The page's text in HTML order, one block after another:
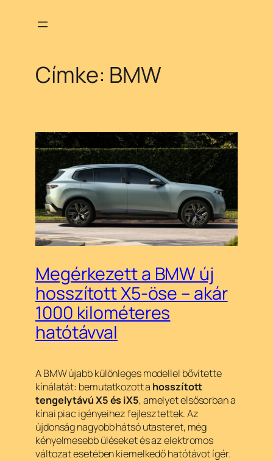
Címke: BMW
Megérkezett a BMW új
hosszított X5-öse – akár
1000 kilométeres
hatótávval
A BMW újabb különleges modellel bővítette
kínálatát: bemutatkozott a hosszított
tengelytávú X5 és iX5, amelyet elsősorban a
kínai piac igényeihez fejlesztettek. Az
újdonság nagyobb hátsó utasteret, még
kényelmesebb üléseket és az elektromos
változat esetében kiemelkedő hatótávot ígér.